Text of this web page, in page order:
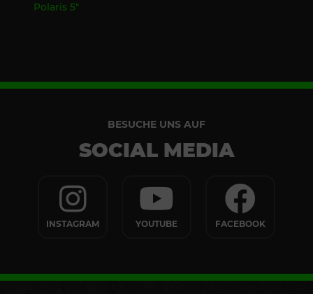
Polaris 5"
BESUCHE UNS AUF
SOCIAL MEDIA
INSTAGRAM YOUTUBE FACEBOOK